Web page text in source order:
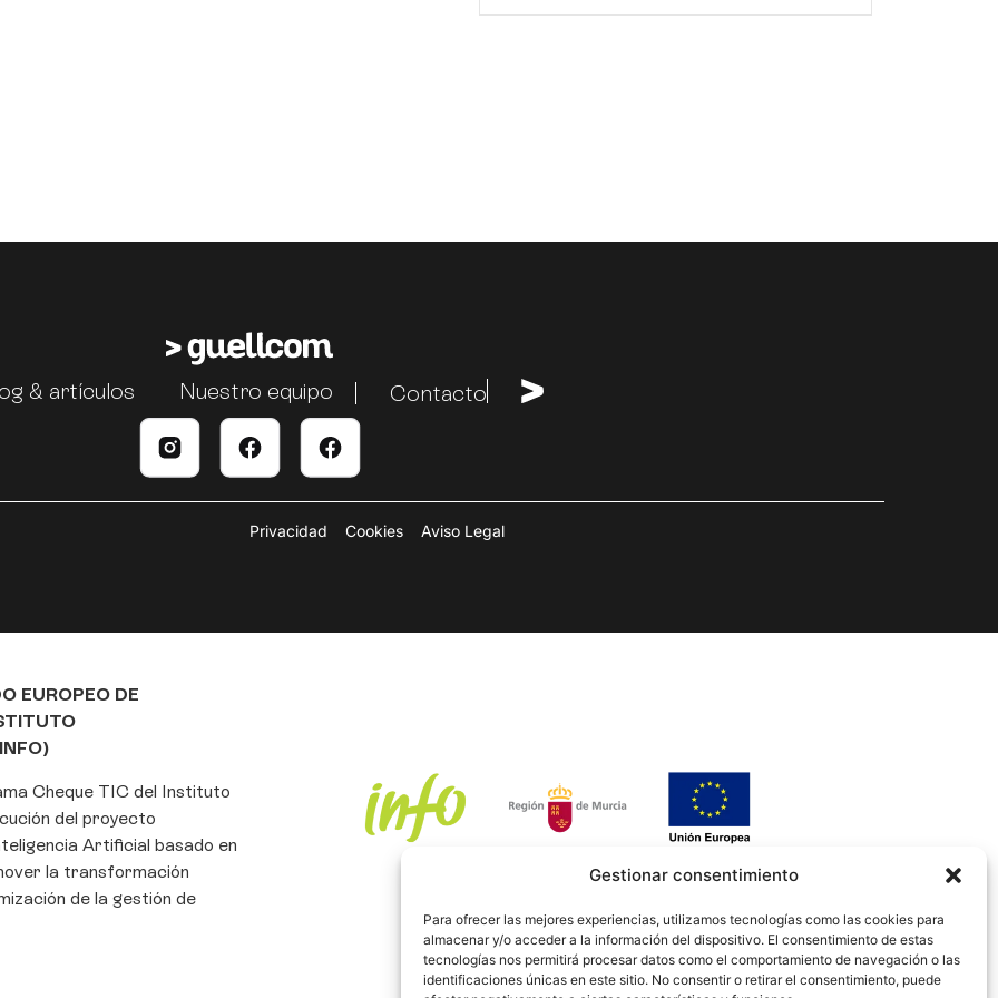
Gestionar consentimiento
Para ofrecer las mejores experiencias, utilizamos tecnologías como las cookies para
almacenar y/o acceder a la información del dispositivo. El consentimiento de estas
tecnologías nos permitirá procesar datos como el comportamiento de navegación o las
identificaciones únicas en este sitio. No consentir o retirar el consentimiento, puede
& artículos Nuestro equipo Contacto
Privacidad Cookies Aviso Legal
EUROPEO DE
Cheque TIC del Instituto
del proyecto
Artificial basado en
la transformación
de la gestión de